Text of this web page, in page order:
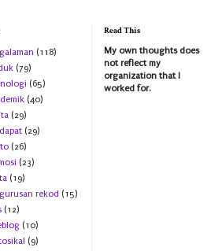
(118)
(79)
(65)
(40)
(29)
(29)
(26)
(23)
(19)
rekod (15)
(12)
(10)
(9)
Read This
My own thoughts does
not reflect my
organization that I
worked for.